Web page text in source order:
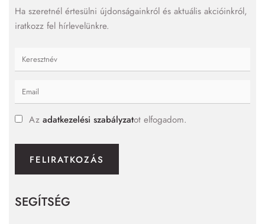
SEGÍTSÉG
Ha szeretnél értesülni újdonságainkról és aktuális akcióinkról,
iratkozz fel hírlevelünkre.
Az adatkezelési szabályzatot elfogadom.
FELIRATKOZÁS